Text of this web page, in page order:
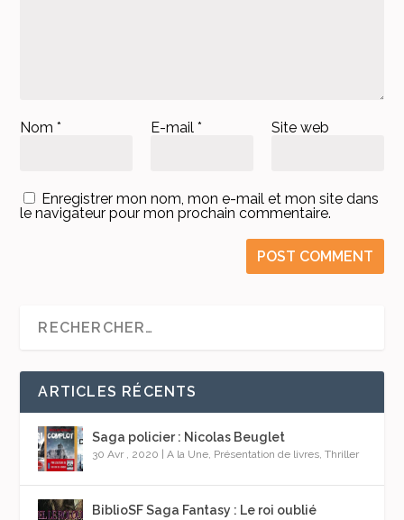
Nom* E-mail * Site web
Enregistrer mon nom, mon e-mail et mon site dans
le navigateur pour mon prochain commentaire.
ARTICLES RÉCENTS
Saga policier : Nicolas Beuglet
30 Avr , 2020 |A la Une, Présentation de livres,Thriller
BiblioSF Saga Fantasy : Le roi oublié